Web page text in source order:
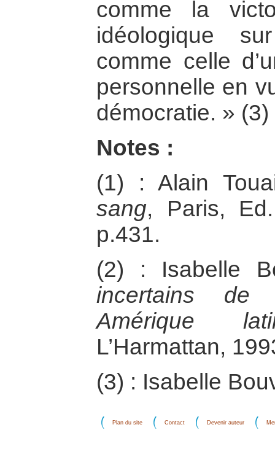
comme la
idéologique
comme celle
personnelle en
démocratie. » (3)
Notes :
(1) : Alain
sang, Paris,
p.431.
(2) : Isabelle
incertains de
Amérique
L’Harmattan,
(3) : Isabelle
Plan du site Contact Devenir auteur